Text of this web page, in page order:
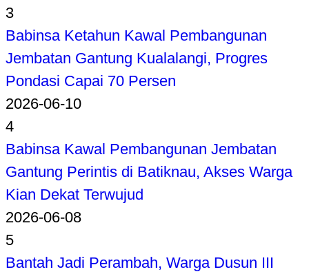
3
Babinsa Ketahun Kawal Pembangunan
Jembatan Gantung Kualalangi, Progres
Pondasi Capai 70 Persen
2026-06-10
4
Babinsa Kawal Pembangunan Jembatan
Gantung Perintis di Batiknau, Akses Warga
Kian Dekat Terwujud
2026-06-08
5
Bantah Jadi Perambah, Warga Dusun III